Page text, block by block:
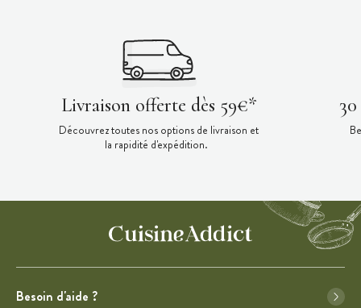
Livraison offerte dès 59€*
Découvrez toutes nos options de livraison et
la rapidité d'expédition.
Besoin d'aide ?